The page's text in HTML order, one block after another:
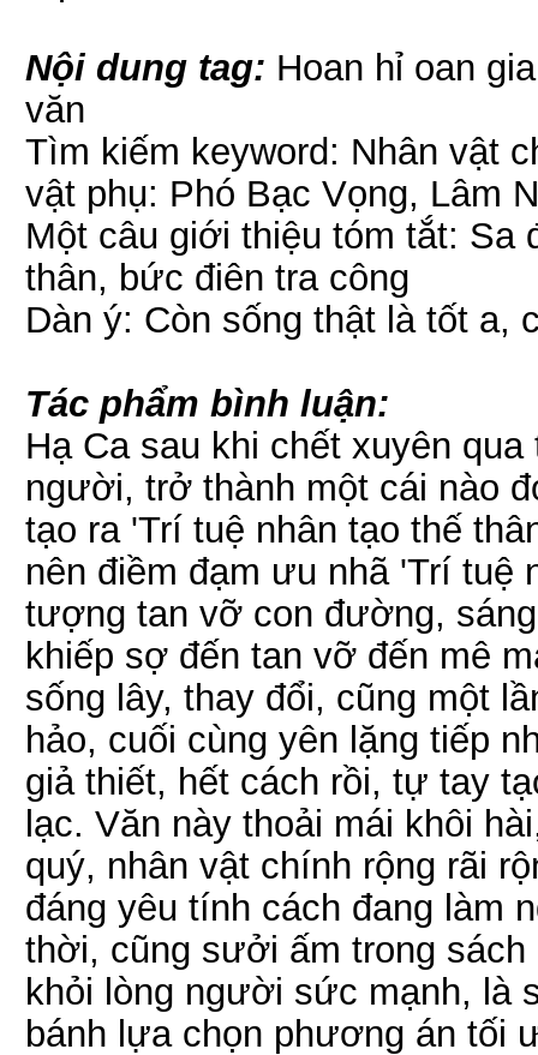
Nội dung tag: Hoan hỉ oan
văn
Tìm kiếm keyword: Nhân vật
vật phụ: Phó Bạc Vọng, Lâm
Một câu giới thiệu tóm tắt: Sa
thân, bức điên tra công
Dàn ý: Còn sống thật là tốt a,
Tác phẩm bình luận:
Hạ Ca sau khi chết xuyên
người, trở thành một cái nào
tạo ra 'Trí tuệ nhân tạo thế
nên điềm đạm ưu nhã 'Trí tuệ
tượng tan vỡ con đường,
khiếp sợ đến tan vỡ đến mê
sống lây, thay đổi, cũng một
hảo, cuối cùng yên lặng tiếp
giả thiết, hết cách rồi, tự tay
lạc. Văn này thoải mái khôi
quý, nhân vật chính rộng rãi
đáng yêu tính cách đang làm
thời, cũng sưởi ấm trong
khỏi lòng người sức mạnh, là
bánh lựa chọn phương án tối